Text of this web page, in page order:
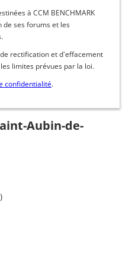
à CCM BENCHMARK
de ses forums et les
rectification et d'effacement
limites prévues par la loi.
confidentialité.
Aubin-de-